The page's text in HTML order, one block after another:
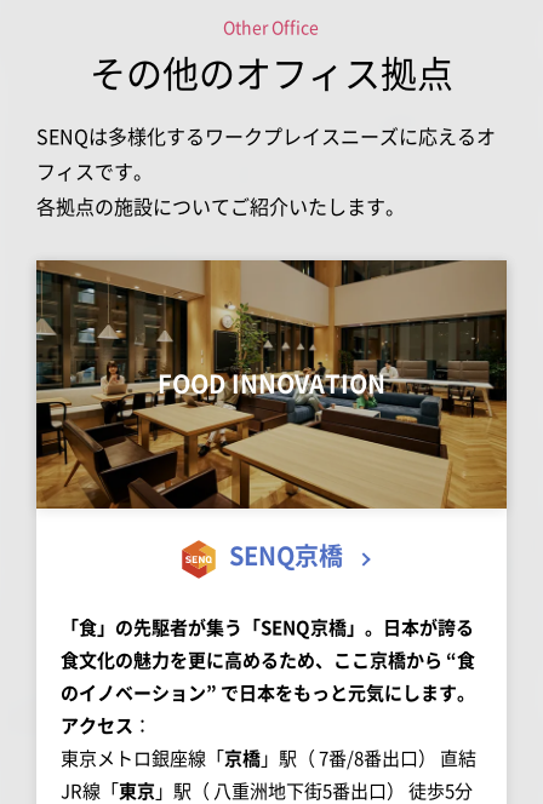
Other Office
その他のオフィス拠点
SENQは多様化するワークプレイスニーズに応えるオ
フィスです。
各拠点の施設についてご紹介いたします。
FOOD INNOVATION
SENQ京橋
「食」の先駆者が集う「SENQ京橋」。日本が誇る
食文化の魅力を更に高めるため、ここ京橋から “食
のイノベーション” で日本をもっと元気にします。
アクセス ：
東京メトロ銀座線「京橋」駅（ 7番/8番出口） 直結
JR線「東京 」駅（ 八重洲地下街5番出口） 徒歩5分